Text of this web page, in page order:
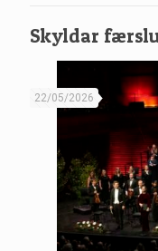
Skyldar
22/05/2026